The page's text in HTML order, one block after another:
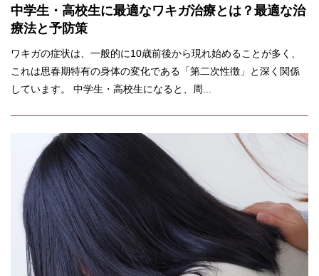
中学生・高校生に最適なワキガ治療とは？最適な治
療法と予防策
ワキガの症状は、一般的に10歳前後から現れ始めることが多く、
これは思春期特有の身体の変化である「第二次性徴」と深く関係
しています。 中学生・高校生になると、周...